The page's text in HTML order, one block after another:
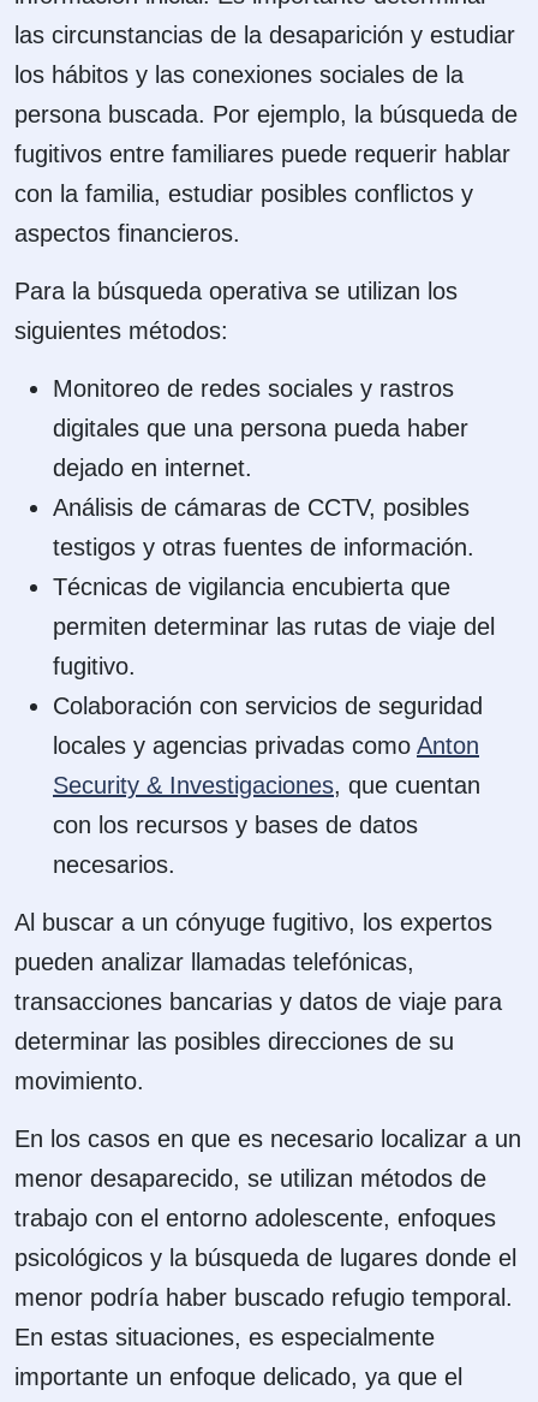
las circunstancias de la desaparición y estudiar
los hábitos y las conexiones sociales de la
persona buscada. Por ejemplo, la búsqueda de
fugitivos entre familiares puede requerir hablar
con la familia, estudiar posibles conflictos y
aspectos financieros.
Para la búsqueda operativa se utilizan los
siguientes métodos:
Monitoreo de redes sociales y rastros
digitales que una persona pueda haber
dejado en internet.
Análisis de cámaras de CCTV, posibles
testigos y otras fuentes de información.
Técnicas de vigilancia encubierta que
permiten determinar las rutas de viaje del
fugitivo.
Colaboración con servicios de seguridad
locales y agencias privadas como Anton
Security & Investigaciones, que cuentan
con los recursos y bases de datos
necesarios.
Al buscar a un cónyuge fugitivo, los expertos
pueden analizar llamadas telefónicas,
transacciones bancarias y datos de viaje para
determinar las posibles direcciones de su
movimiento.
En los casos en que es necesario localizar a un
menor desaparecido, se utilizan métodos de
trabajo con el entorno adolescente, enfoques
psicológicos y la búsqueda de lugares donde el
menor podría haber buscado refugio temporal.
En estas situaciones, es especialmente
importante un enfoque delicado, ya que el